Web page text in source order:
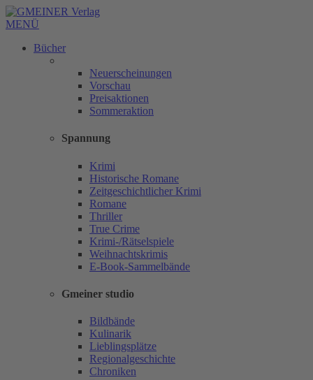
MENÜ
Bücher
Neuerscheinungen
Vorschau
Preisaktionen
Sommeraktion
Spannung
Krimi
Historische Romane
Zeitgeschichtlicher Krimi
Romane
Thriller
True Crime
Krimi-/Rätselspiele
Weihnachtskrimis
E-Book-Sammelbände
Gmeiner studio
Bildbände
Kulinarik
Lieblingsplätze
Regionalgeschichte
Chroniken